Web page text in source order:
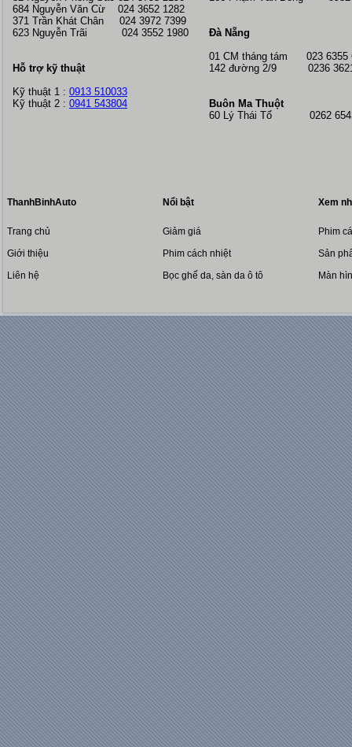
684 Nguyễn Văn Cừ 024 3652 1282
371 Trần Khát Chân 024 3972 7399
623 Nguyễn Trãi 024 3552 1980
Hỗ trợ kỹ thuật
Kỹ thuật 1 : 0913 510033
Kỹ thuật 2 : 0941 543804
Đà Nẵng
01 CM tháng tám 023 6355
142 đường 2/9 0236
Buôn Ma Thuột
60 Lý Thái Tổ 0262
ThanhBinhAuto
Trang chủ
Giới thiệu
Liên hệ
Nổi bật
Giảm giá
Phim cách nhiệt
Bọc ghế da, sàn da ô tô
Xem
Phim
Sản
Màn